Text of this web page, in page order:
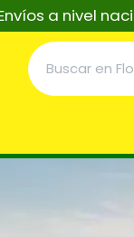
a nivel